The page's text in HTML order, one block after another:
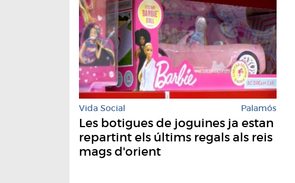
Vida Social Palamós
Les botigues de joguines ja estan
repartint els últims regals als reis
mags d'orient